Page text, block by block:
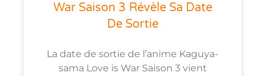
War Saison 3 Révèle Sa Date
De Sortie
La date de sortie de l’anime Kaguya-
sama Love is War Saison 3 vient